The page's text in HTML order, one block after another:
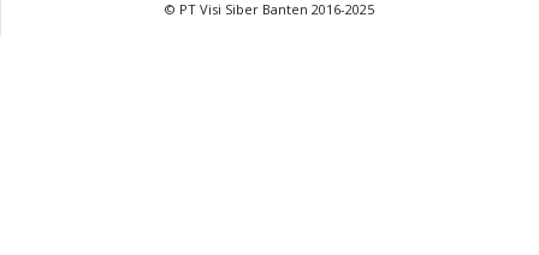
© PT Visi Siber Banten 2016-2025